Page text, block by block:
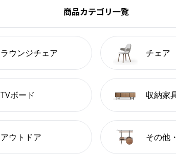
商品カテゴリ一覧
ラウンジチェア チェア
TVボード 収納家
アウトドア その他